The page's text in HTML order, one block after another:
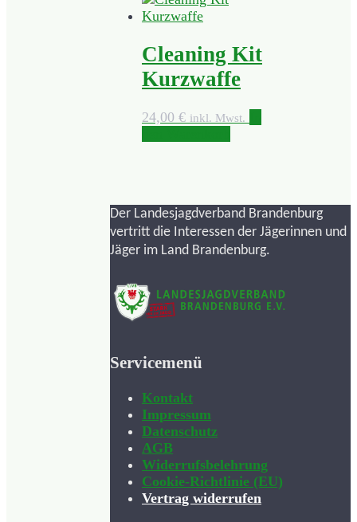
Cleaning Kit
Kurzwaffe
24,00 € inkl. Mwst.
Der Landesjagdverband Brandenburg
vertritt die Interessen der Jägerinnen und
Jäger im Land Brandenburg.
Servicemenü
Kontakt
Impressum
Datenschutz
AGB
Widerrufsbelehrung
Cookie-Richtlinie (EU)
Vertrag widerrufen